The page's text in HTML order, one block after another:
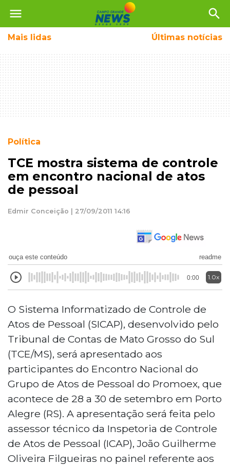
menu search
Mais lidas Últimas notícias
Política
TCE mostra sistema de controle
em encontro nacional de atos
de pessoal
Edmir Conceição | 27/09/2011 14:16
ouça este conteúdo readme
0:00 1.0x
O Sistema Informatizado de Controle de
Atos de Pessoal (SICAP), desenvolvido pelo
Tribunal de Contas de Mato Grosso do Sul
(TCE/MS), será apresentado aos
participantes do Encontro Nacional do
Grupo de Atos de Pessoal do Promoex, que
acontece de 28 a 30 de setembro em Porto
Alegre (RS). A apresentação será feita pelo
assessor técnico da Inspetoria de Controle
de Atos de Pessoal (ICAP), João Guilherme
Oliveira Filgueiras no painel referente aos